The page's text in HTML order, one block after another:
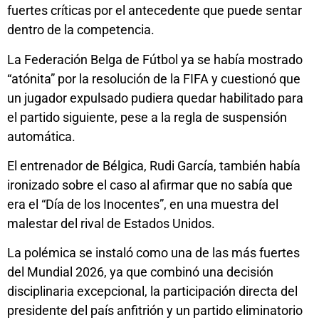
fuertes críticas por el antecedente que puede sentar
dentro de la competencia.
La Federación Belga de Fútbol ya se había mostrado
“atónita” por la resolución de la FIFA y cuestionó que
un jugador expulsado pudiera quedar habilitado para
el partido siguiente, pese a la regla de suspensión
automática.
El entrenador de Bélgica, Rudi García, también había
ironizado sobre el caso al afirmar que no sabía que
era el “Día de los Inocentes”, en una muestra del
malestar del rival de Estados Unidos.
La polémica se instaló como una de las más fuertes
del Mundial 2026, ya que combinó una decisión
disciplinaria excepcional, la participación directa del
presidente del país anfitrión y un partido eliminatorio